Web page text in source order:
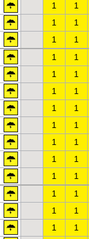
1
1
1
1
1
1
1
1
1
1
1
1
1
1
1
1
1
1
1
1
1
1
1
1
1
1
1
1